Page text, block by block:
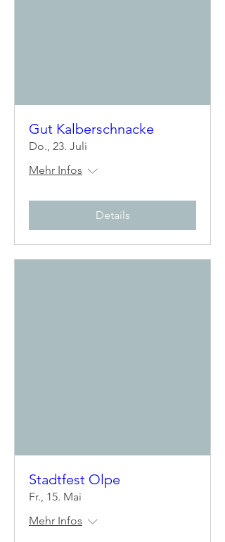
Gut Kalberschnacke
Do., 23. Juli
Mehr Infos
Details
Stadtfest Olpe
Fr., 15. Mai
Mehr Infos